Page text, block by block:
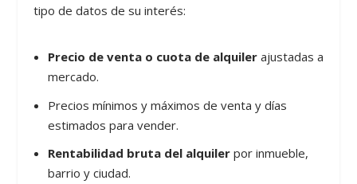
tipo de datos de su interés:
Precio de venta o cuota de alquilerajustadas a
mercado.
Precios mínimos y máximos de venta y días
estimados para vender.
Rentabilidad bruta del alquilerpor inmueble,
barrio y ciudad.